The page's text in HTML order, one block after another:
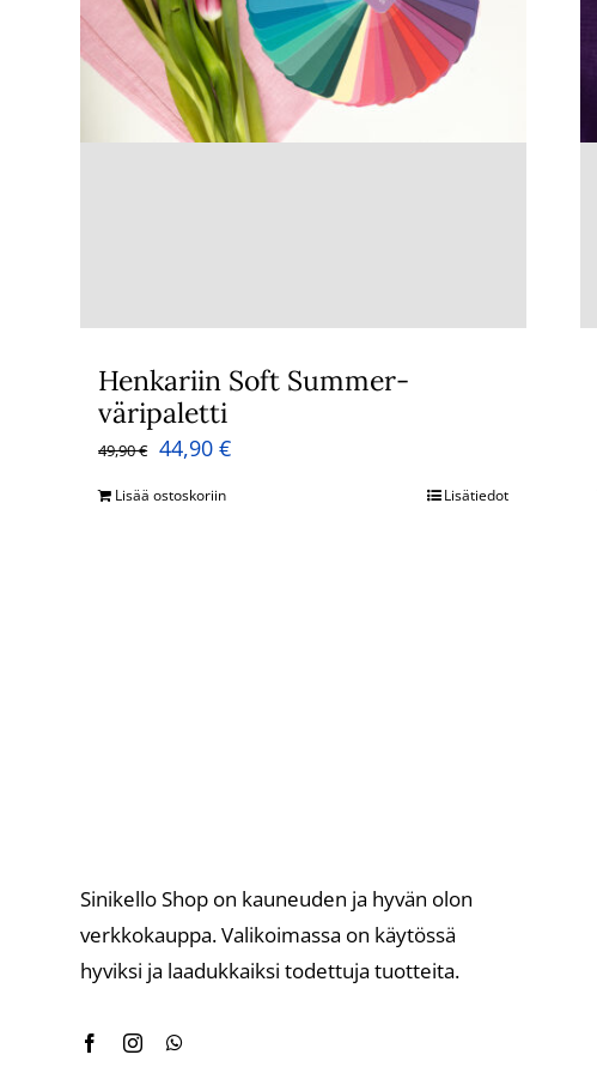
Henkariin Soft Summer-
väripaletti
49,90€ Alkuperäinen
hinta
44,90€Nykyinen
Lisää ostoskoriin Lisätiedot
Sinikello Shop on kauneuden ja hyvän olon
verkkokauppa. Valikoimassa on käytössä
hyviksi ja laadukkaiksi todettuja tuotteita.